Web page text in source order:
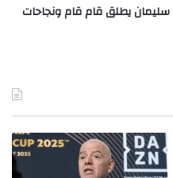
سليمان يطلق قام قام ونجاحات